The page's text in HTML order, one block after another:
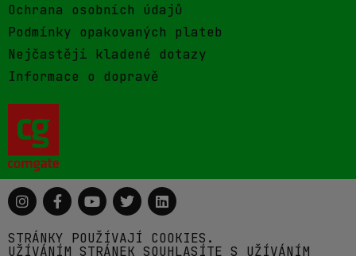
Ochrana osobních údajů
Podmínky opakovaných plateb
Nejčastěji kladené dotazy
Informace o dopravě
STRÁNKY POUŽÍVAJÍ COOKIES.
UŽÍVÁNÍM STRÁNEK SOUHLASÍTE S UŽÍVÁNÍM